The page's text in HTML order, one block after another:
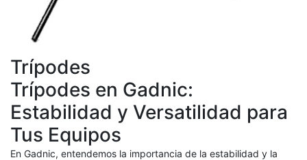
Trípodes
Trípodes en Gadnic:
Estabilidad y Versatilidad para
Tus Equipos
En Gadnic, entendemos la importancia de la estabilidad y la